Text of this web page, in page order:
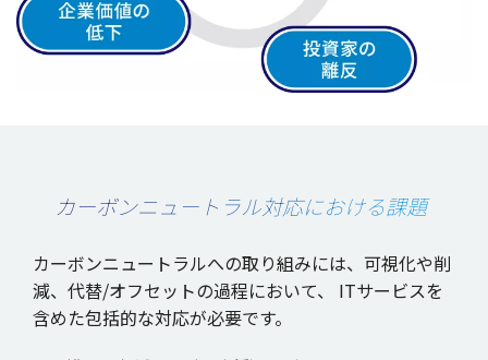
カーボンニュートラル対応における課題
カーボンニュートラルへの取り組みには、可視化や削
減、代替/オフセットの過程において、
ITサービスを
含めた包括的な対応が必要です。